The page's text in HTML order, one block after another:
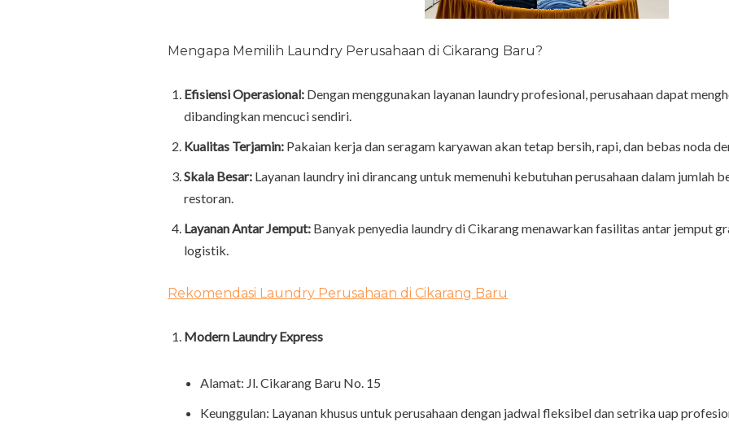
Mengapa Memilih Laundry Perusahaan di Cikarang Baru?
Efisiensi Operasional: Dengan menggunakan layanan laundry profesional, perusahaan dapat
dibandingkan mencuci sendiri.
Kualitas Terjamin: Pakaian kerja dan seragam karyawan akan tetap bersih, rapi, dan bebas noda
Skala Besar: Layanan laundry ini dirancang untuk memenuhi kebutuhan perusahaan dalam jumlah
restoran.
Layanan Antar Jemput: Banyak penyedia laundry di Cikarang menawarkan fasilitas antar jemput
logistik.
Rekomendasi Laundry Perusahaan di Cikarang Baru
Modern Laundry Express
Alamat: Jl. Cikarang Baru No. 15
Keunggulan: Layanan khusus untuk perusahaan dengan jadwal fleksibel dan setrika uap